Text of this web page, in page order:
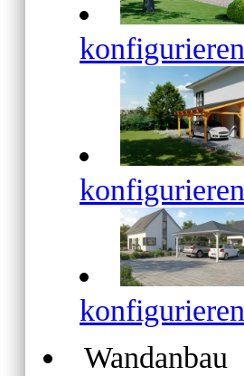
konfigurieren
konfigurieren
konfigurieren
Wandanbau